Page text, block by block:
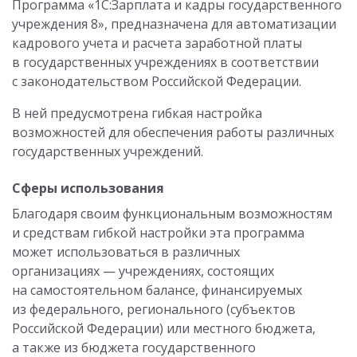
Программа «1С:Зарплата и кадры государственного
учреждения 8», предназначена для автоматизации
кадрового учета и расчета заработной платы
в государственных учреждениях в соответствии
с законодательством Российской Федерации.
В ней предусмотрена гибкая настройка
возможностей для обеспечения работы различных
государственных учреждений.
Сферы использования
Благодаря своим функциональным возможностям
и средствам гибкой настройки эта программа
может использоваться в различных
организациях — учреждениях, состоящих
на самостоятельном балансе, финансируемых
из федерального, регионального (субъектов
Российской Федерации) или местного бюджета,
а также из бюджета государственного